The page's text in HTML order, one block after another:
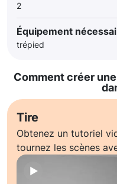
2
Équipement
trépied
Comment créer
Tire
Obtenez un tutoriel
tournez les scènes